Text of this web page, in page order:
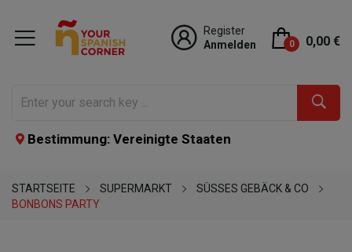
Register
Anmelden
0 0,00 €
Bestimmung: Vereinigte Staaten
STARTSEITE SUPERMARKT
SÜSSES GEBÄCK & CO
BONBONS PARTY